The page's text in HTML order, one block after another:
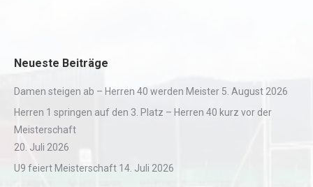
Neueste Beiträge
Damen steigen ab – Herren 40 werden Meister 5. August 2026
Herren 1 springen auf den 3. Platz – Herren 40 kurz vor der
Meisterschaft
20. Juli 2026
U9 feiert Meisterschaft 14. Juli 2026